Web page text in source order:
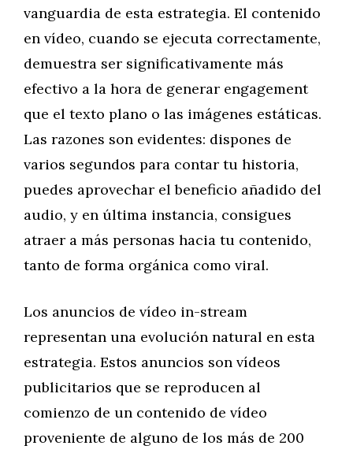
vanguardia de esta estrategia. El contenido
en vídeo, cuando se ejecuta correctamente,
demuestra ser significativamente más
efectivo a la hora de generar engagement
que el texto plano o las imágenes estáticas.
Las razones son evidentes: dispones de
varios segundos para contar tu historia,
puedes aprovechar el beneficio añadido del
audio, y en última instancia, consigues
atraer a más personas hacia tu contenido,
tanto de forma orgánica como viral.
Los anuncios de vídeo in-stream
representan una evolución natural en esta
estrategia. Estos anuncios son vídeos
publicitarios que se reproducen al
comienzo de un contenido de vídeo
proveniente de alguno de los más de 200